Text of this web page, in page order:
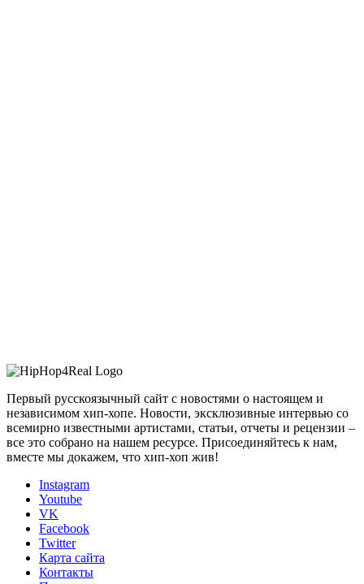
Первый русскоязычный сайт с новостями о настоящем и
независимом хип-хопе. Новости, эксклюзивные интервью со
всемирно известными артистами, статьи, отчеты и рецензии –
все это собрано на нашем ресурсе. Присоединяйтесь к нам,
вместе мы докажем, что хип-хоп жив!
Instagram
Youtube
VK
Facebook
Twitter
Карта сайта
Контакты